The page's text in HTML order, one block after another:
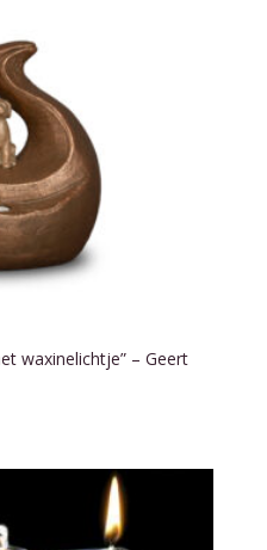
waxinelichtje” – Geert